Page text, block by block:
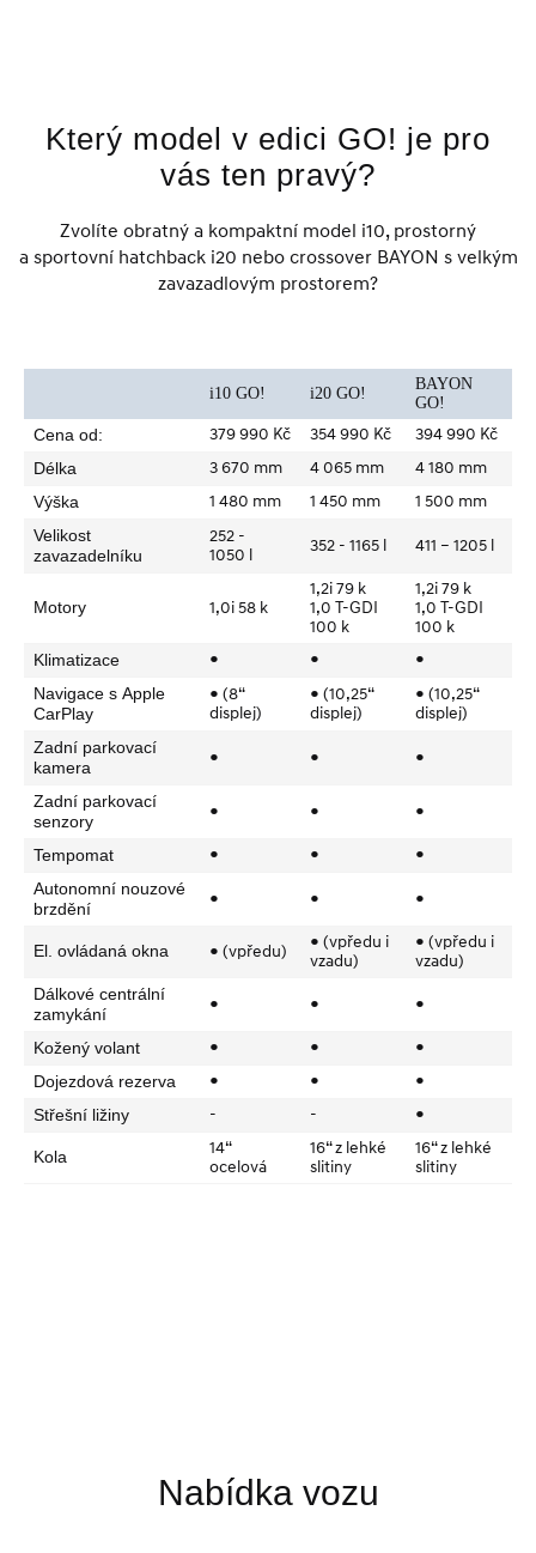
Který model v edici GO! je pro
vás ten pravý?
Zvolíte obratný a kompaktní model i10, prostorný
a sportovní hatchback i20 nebo crossover BAYON s velkým
zavazadlovým prostorem?
i10 GO! i20 GO!
BAYON
GO!
Cena od: 379 990 Kč 354 990 Kč 394 990 Kč
Délka 3 670 mm 4 065 mm 4 180 mm
Výška 1 480 mm 1 450 mm 1 500 mm
Velikost
zavazadelníku
252 -
1050 l
352 - 1165 l 411 – 1205 l
Motory 1,0i 58 k
1,2i 79 k
1,0 T-GDI
100 k
1,2i 79 k
1,0 T-GDI
100 k
Klimatizace ● ● ●
Navigace s Apple
CarPlay
● (8“
displej)
● (10,25“
displej)
● (10,25“
displej)
Zadní parkovací
kamera
● ● ●
Zadní parkovací
senzory
● ● ●
Tempomat ● ● ●
Autonomní nouzové
brzdění
● ● ●
El. ovládaná okna ● (vpředu)
● (vpředu i
vzadu)
● (vpředu i
vzadu)
Dálkové centrální
zamykání
● ● ●
Kožený volant ● ● ●
Dojezdová rezerva ● ● ●
Střešní ližiny - - ●
Kola
14“
ocelová
16“ z lehké
slitiny
16“ z lehké
slitiny
Nabídka vozu